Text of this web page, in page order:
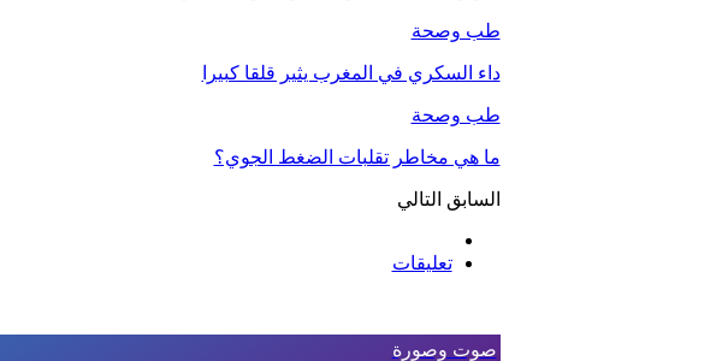
طب وصحة
داء السكري في المغرب يثير قلقا كبيرا
طب وصحة
ما هي مخاطر تقلبات الضغط الجوي؟
السابق التالي
تعليقات
صوت وصورة